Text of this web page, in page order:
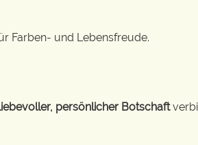
Farben- und Lebensfreude.
persönlicher Botschaft